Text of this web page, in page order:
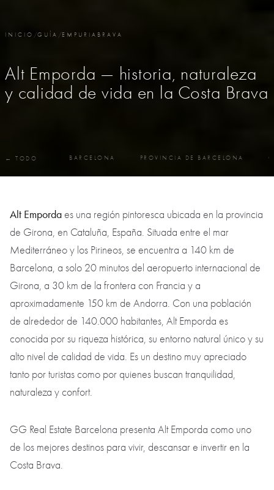
INICIO /GUÍA /EMPURIABRAVA
Alt Emporda — historia, naturaleza
y calidad de vida en la Costa Brava
← TODO BARCELONA PROVINCIA DE BARCELONA
Alt Empordaes una región pintoresca ubicada en la provincia
de Girona, en Cataluña, España. Situada entre el mar
Mediterráneo y los Pirineos, se encuentra a 140 km de
Barcelona, a solo 20 minutos del aeropuerto internacional de
Girona, a 30 km de la frontera con Francia y a
aproximadamente 150 km de Andorra. Con una población
de alrededor de 140.000 habitantes, Alt Emporda es
conocida por su riqueza histórica, su entorno natural único y su
alto nivel de calidad de vida. Es un destino muy apreciado
tanto por turistas como por quienes buscan tranquilidad,
naturaleza y confort.
GG Real Estate Barcelona presenta Alt Emporda como uno
de los mejores destinos para vivir, descansar e invertir en la
Costa Brava.